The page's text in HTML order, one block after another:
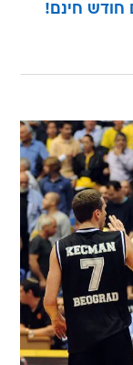
וגם חודש חינם!